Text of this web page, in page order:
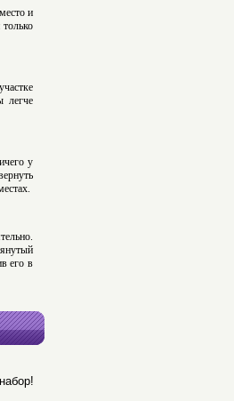
и
легче
у
его в